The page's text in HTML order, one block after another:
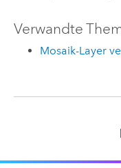
Verwandte
Mosaik-Layer